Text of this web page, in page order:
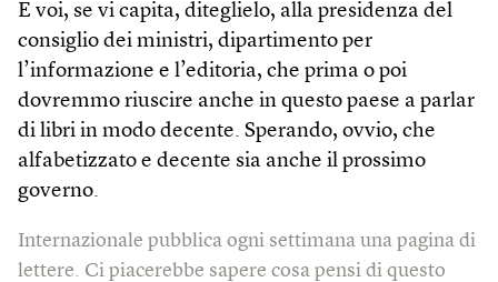
E voi, se vi capita, diteglielo, alla presidenza del
consiglio dei ministri, dipartimento per
l’informazione e l’editoria, che prima o poi
dovremmo riuscire anche in questo paese a parlar
di libri in modo decente. Sperando, ovvio, che
alfabetizzato e decente sia anche il prossimo
governo.
Internazionale pubblica ogni settimana una pagina di
lettere. Ci piacerebbe sapere cosa pensi di questo